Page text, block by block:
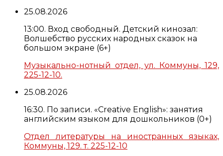
25.08.2026
13:00. Вход свободный. Детский кинозал:
Волшебство русских народных сказок на
большом экране (6+)
Музыкально-нотный отдел, ул. Коммуны, 129,
225-12-10.
25.08.2026
16:30. По записи. «Creative English»: занятия
английским языком для дошкольников (0+)
Отдел литературы на иностранных языках,
Коммуны, 129. т. 225-12-10